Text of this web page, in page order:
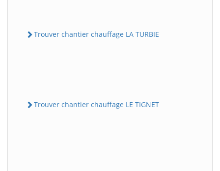
Trouver chantier chauffage LA TURBIE
Trouver chantier chauffage LE TIGNET